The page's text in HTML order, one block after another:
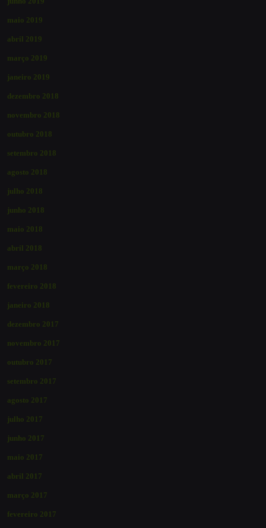
maio 2019
abril 2019
março 2019
janeiro 2019
dezembro 2018
novembro 2018
outubro 2018
setembro 2018
agosto 2018
julho 2018
junho 2018
maio 2018
abril 2018
março 2018
fevereiro 2018
janeiro 2018
dezembro 2017
novembro 2017
outubro 2017
setembro 2017
agosto 2017
julho 2017
junho 2017
maio 2017
abril 2017
março 2017
fevereiro 2017